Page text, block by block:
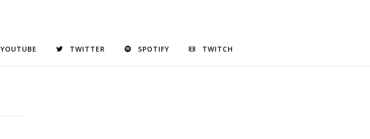
YOUTUBE TWITTER SPOTIFY TWITCH